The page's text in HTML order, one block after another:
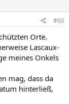
#60
Orte.
Lascaux-
meines Onkels
mag, dass da
hinterließ,